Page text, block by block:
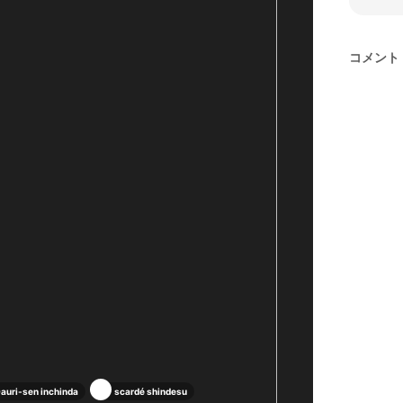
sen inchinda scardé shindesu
コメント